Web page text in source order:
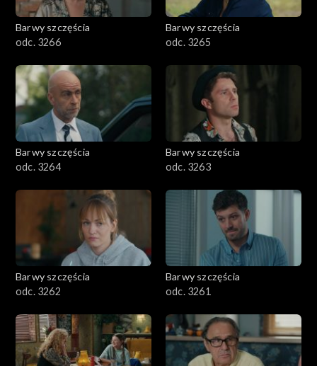
Barwy szczęścia
odc. 3266
Barwy szczęścia
odc. 3265
Barwy szczęścia
odc. 3264
Barwy szczęścia
odc. 3263
Barwy szczęścia
odc. 3262
Barwy szczęścia
odc. 3261